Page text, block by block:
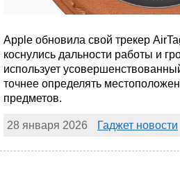
Apple обновила свой трекер
коснулись дальности работы и
использует
точнее определять
предметов.
28 января 2026 Гаджет новости